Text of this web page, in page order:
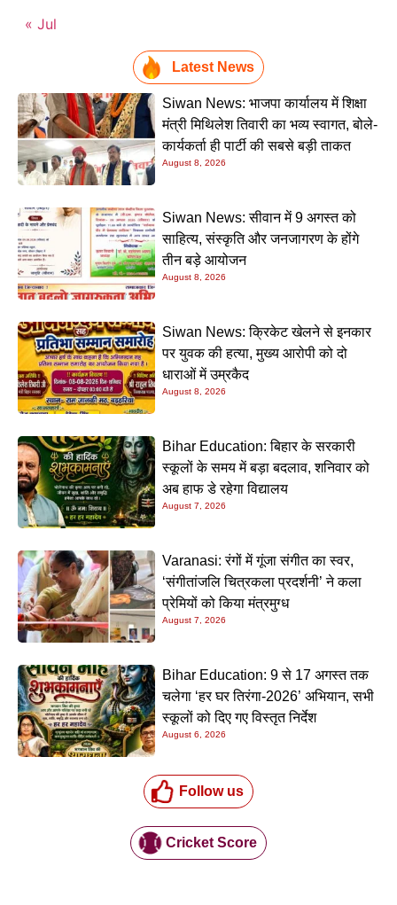
« Jul
Latest News
Siwan News: भाजपा कार्यालय में शिक्षा
मंत्री मिथिलेश तिवारी का भव्य स्वागत, बोले-
कार्यकर्ता ही पार्टी की सबसे बड़ी ताकत
August 8, 2026
Siwan News: सीवान में 9 अगस्त को
साहित्य, संस्कृति और जनजागरण के होंगे
तीन बड़े आयोजन
August 8, 2026
Siwan News: क्रिकेट खेलने से इनकार
पर युवक की हत्या, मुख्य आरोपी को दो
धाराओं में उम्रकैद
August 8, 2026
Bihar Education: बिहार के सरकारी
स्कूलों के समय में बड़ा बदलाव, शनिवार को
अब हाफ डे रहेगा विद्यालय
August 7, 2026
Varanasi: रंगों में गूंजा संगीत का स्वर,
‘संगीतांजलि चित्रकला प्रदर्शनी’ ने कला
प्रेमियों को किया मंत्रमुग्ध
August 7, 2026
Bihar Education: 9 से 17 अगस्त तक
चलेगा ‘हर घर तिरंगा-2026’ अभियान, सभी
स्कूलों को दिए गए विस्तृत निर्देश
August 6, 2026
Follow us
Cricket Score